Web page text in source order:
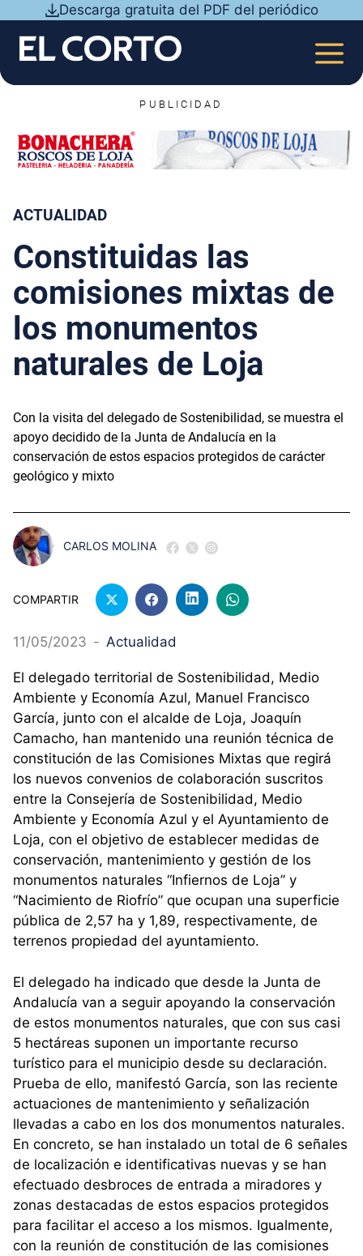
contenido
Descarga gratuita del PDF del periódico
PUBLICIDAD
ACTUALIDAD
Constituidas las
comisiones mixtas de
los monumentos
naturales de Loja
Con la visita del delegado de Sostenibilidad, se muestra el
apoyo decidido de la Junta de Andalucía en la
conservación de estos espacios protegidos de carácter
geológico y mixto
CARLOS MOLINA
COMPARTIR
11/05/2023 - Actualidad
El delegado territorial de Sostenibilidad, Medio
Ambiente y Economía Azul, Manuel Francisco
García, junto con el alcalde de Loja, Joaquín
Camacho, han mantenido una reunión técnica de
constitución de las Comisiones Mixtas que regirá
los nuevos convenios de colaboración suscritos
entre la Consejería de Sostenibilidad, Medio
Ambiente y Economía Azul y el Ayuntamiento de
Loja, con el objetivo de establecer medidas de
conservación, mantenimiento y gestión de los
monumentos naturales “Infiernos de Loja” y
“Nacimiento de Riofrío” que ocupan una superficie
pública de 2,57 ha y 1,89, respectivamente, de
terrenos propiedad del ayuntamiento.
El delegado ha indicado que desde la Junta de
Andalucía van a seguir apoyando la conservación
de estos monumentos naturales, que con sus casi
5 hectáreas suponen un importante recurso
turístico para el municipio desde su declaración.
Prueba de ello, manifestó García, son las reciente
actuaciones de mantenimiento y señalización
llevadas a cabo en los dos monumentos naturales.
En concreto, se han instalado un total de 6 señales
de localización e identificativas nuevas y se han
efectuado desbroces de entrada a miradores y
zonas destacadas de estos espacios protegidos
para facilitar el acceso a los mismos. Igualmente,
con la reunión de constitución de las comisiones